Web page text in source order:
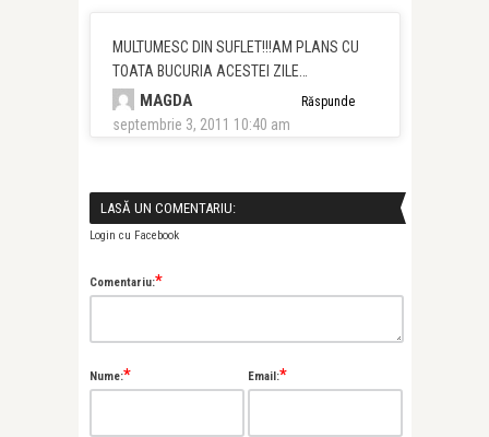
MULTUMESC DIN SUFLET!!!AM PLANS CU
TOATA BUCURIA ACESTEI ZILE…
MAGDA
septembrie 3, 2011 10:40 am
Răspunde
LASĂ UN COMENTARIU:
Login cu Facebook
Comentariu:*
Nume:* Email:*